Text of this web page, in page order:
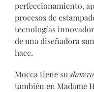
perfeccionamiento,
procesos de
tecnologías
de una diseñadora
hace.
Mocca tiene su
también en Madame